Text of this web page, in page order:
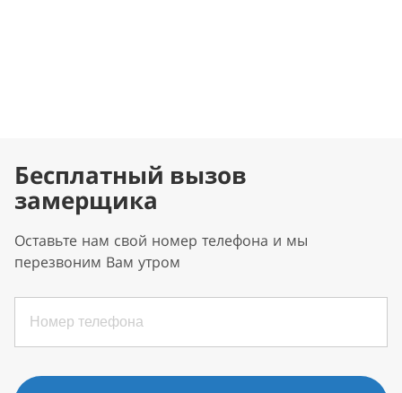
Бесплатный вызов
замерщика
Оставьте нам свой номер телефона и мы
перезвоним Вам утром